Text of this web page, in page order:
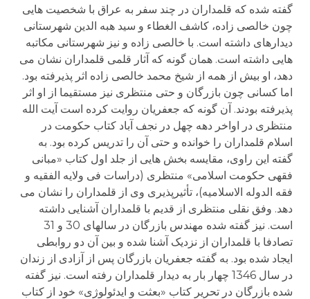
گفته شده که قلمداران در چند سفر به عراق با شخصیت هایی
چون خالصی زاده، کاشف الغطاء و سید هبه الدین شهرستانی
دیدارهای داشته است. با خالصی زاده و نیز شهرستانی مکاتبه
هایی داشته است. همان گونه که آثار قلمی قلمداران نشان می
دهد، او بیش از همه از شیخ محمد خالصی زاده اثر پذیرفته بود.
اما کسانی چون بازرگان و حتی منتظری نیز مستقیما از او اثر
پذیرفته بودند. آن گونه که جعفریان روایت کرده است آیت الله
منتظری در اواخر دهه چهل در نجف آباد کتاب حکومت در
اسلام قلمداران را خوانده و حتی آن را تدریس کرده بود. به
گفته این راوی، مقایسه بخش هایی از جلد اول کتاب «مبانی
فقهی حکومت اسلامی» منتظری (دراسات فی ولایه الفقیه و
فقه الدوله الاسلامیه)، تأثیرپذیری وی از قلمداران را نشان می
دهد. وفق نقلی منتظری از قدیم با قلمداران آشنایی داشته
است. نیز گفته شده مهندس بازرگان در سالهای 30 و 31
تصادفا با قلمداران از نزدیک آشنا شده و بین آن دو روابطی
ایجاد شده بود. به گفته جعفریان بازرگان پس از آزادی از زندان
در سال 1346 چهار بار به دیدار قلمداران رفته است. نیز گفته
شده بازرگان در تحریر کتاب «بعثت و ایدئولوژی» خود از کتاب